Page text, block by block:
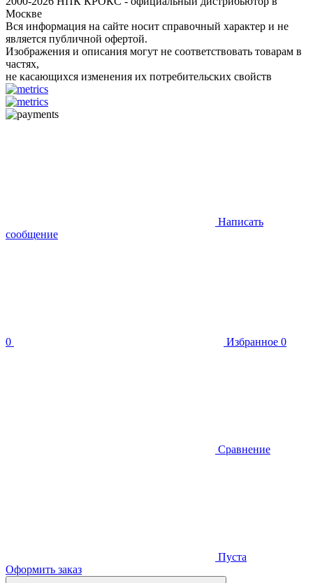
Москве
Вся информация на сайте носит справочный характер и не
является публичной офертой.
Изображения и описания могут не соответствовать товарам в
частях,
не касающихся изменения их потребительских свойств
Написать
сообщение
0 Избранное 0
Сравнение
Пуста
Оформить заказ